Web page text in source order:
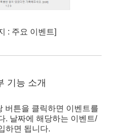
: 주요 이벤트]
기능 소개
버튼을 클릭하면 이벤트를
. 날짜에 해당하는 이벤트/
하면 됩니다.